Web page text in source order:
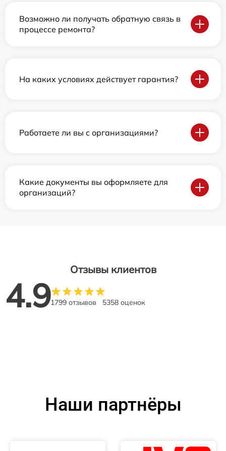
Возможно ли получать обратную связь в
процессе ремонта?
На каких условиях действует гарантия?
Работаете ли вы с организациями?
Какие документы вы оформляете для
организаций?
Отзывы клиентов
4.91799 отзывов 5358 оценок
Наши партнёры